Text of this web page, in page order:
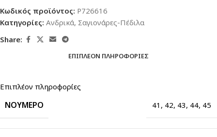
Κωδικός προϊόντος: P726616
Κατηγορίες: Ανδρικά, Σαγιονάρες-Πέδιλα
Share:
ΕΠΙΠΛΈΟΝ ΠΛΗΡΟΦΟΡΊΕΣ
Επιπλέον πληροφορίες
ΝΟΎΜΕΡΟ 41 , 42, 43, 44, 45